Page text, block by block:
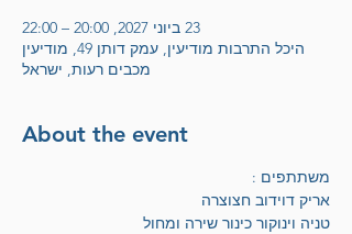
23 ביוני 2027, 20:00 – 22:00
היכל התרבות מודיעין, עמק דותן 49, מודיעין
מכבים רעות, ישראל
About the event
משתתפים :
אריק דוידוב חצוצרה
טניה וינוקור כינור שירה ומחול